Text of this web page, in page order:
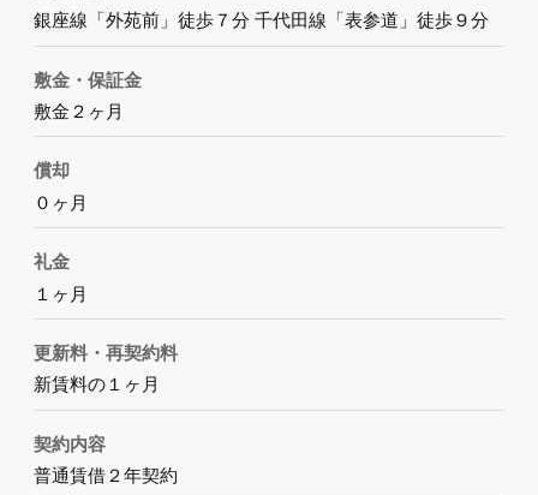
銀座線「外苑前」徒歩７分 千代田線「表参道」徒歩９分
敷金・保証金
敷金２ヶ月
償却
０ヶ月
礼金
１ヶ月
更新料・再契約料
新賃料の１ヶ月
契約内容
普通賃借２年契約